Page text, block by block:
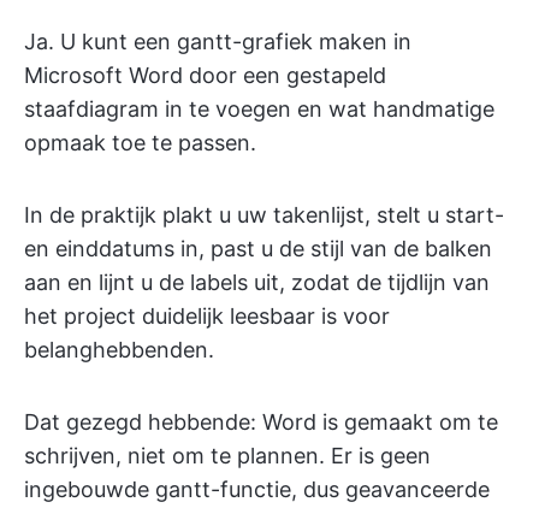
Ja. U kunt een gantt-grafiek maken in
Microsoft Word door een gestapeld
staafdiagram in te voegen en wat handmatige
opmaak toe te passen.
In de praktijk plakt u uw takenlijst, stelt u start-
en einddatums in, past u de stijl van de balken
aan en lijnt u de labels uit, zodat de tijdlijn van
het project duidelijk leesbaar is voor
belanghebbenden.
Dat gezegd hebbende: Word is gemaakt om te
schrijven, niet om te plannen. Er is geen
ingebouwde gantt-functie, dus geavanceerde